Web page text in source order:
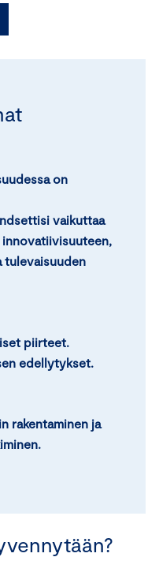
on
vaikuttaa
tulevaisuuden
piirteet.
edellytykset.
rakentaminen ja